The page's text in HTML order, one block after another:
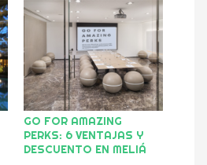
GO FOR AMAZING
PERKS: 6 VENTAJAS Y
DESCUENTO EN MELIÁ